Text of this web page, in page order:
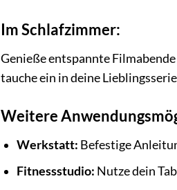
Im Schlafzimmer:
Genieße entspannte
tauche ein in deine
Weitere
Werkstatt: Befestige
Fitnessstudio: Nutze dein